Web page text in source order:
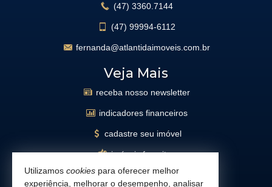
(47) 3360.7144
(47) 99994-6112
fernanda@atlantidaimoveis.com.br
Veja Mais
receba nosso newsletter
indicadores financeiros
cadastre seu imóvel
imóveis favoritos
mapa de imóveis
Utilizamos cookies para oferecer melhor
experiência, melhorar o desempenho, analisar